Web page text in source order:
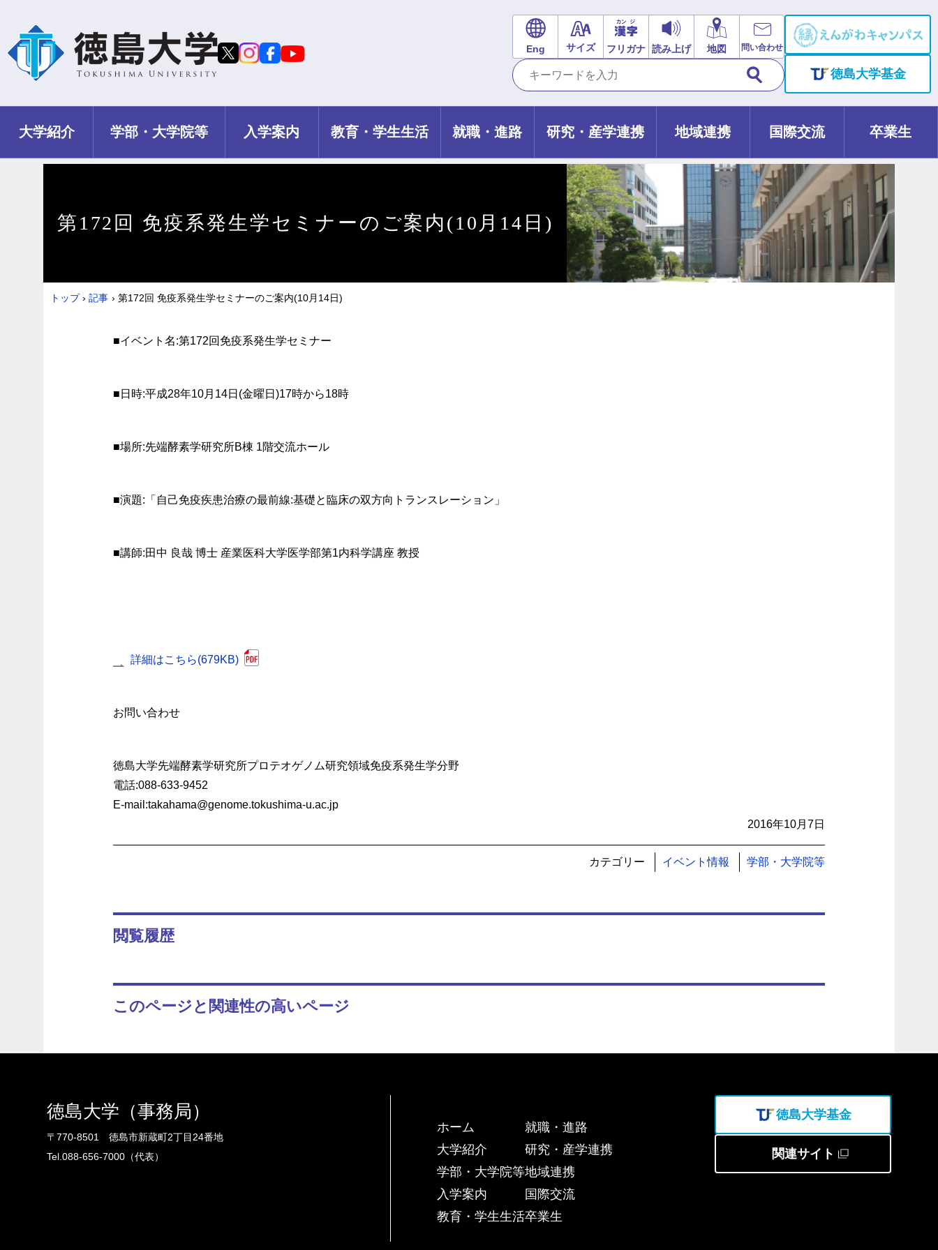
Eng サイズ フリガナ 読み上げ 地図 問い合わせ
徳島大学基金
大学紹介 学部・大学院等 入学案内 教育・学生生活 就職・進路 研究・産学連携 地域連携 国際交流 卒業生
第172回 免疫系発生学セミナーのご案内(10月14日)
トップ › 記事 › 第172回 免疫系発生学セミナーのご案内(10月14日)
■イベント名:第172回免疫系発生学セミナー
■日時:平成28年10月14日(金曜日)17時から18時
■場所:先端酵素学研究所B棟 1階交流ホール
■演題:「自己免疫疾患治療の最前線:基礎と臨床の双方向トランスレーション」
■講師:田中 良哉 博士 産業医科大学医学部第1内科学講座 教授
詳細はこちら(679KB)
お問い合わせ
徳島大学先端酵素学研究所プロテオゲノム研究領域免疫系発生学分野
電話:088-633-9452
E-mail :takahama@genome.tokushima-u.ac.jp
2016年10月7日
カテゴリー イベント情報 学部・大学院等
閲覧履歴
このページと関連性の高いページ
徳島大学（事務局）
〒770-8501 徳島市新蔵町2丁目24番地
Tel.088-656-7000（代表）
ホーム
大学紹介
学部・大学院等
入学案内
教育・学生生活
就職・進路
研究・産学連携
地域連携
国際交流
卒業生
徳島大学基金
関連サイト